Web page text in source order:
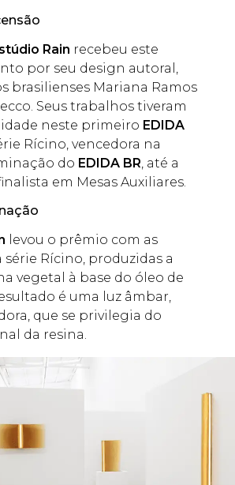
Rain recebeu este
por seu design autoral,
brasilienses Mariana Ramos
Seus trabalhos tiveram
neste primeiro EDIDA
Rícino, vencedora na
do EDIDA BR, até a
em Mesas Auxiliares.
levou o prêmio com as
série Rícino, produzidas a
vegetal à base do óleo de
é uma luz âmbar,
que se privilegia do
da resina.